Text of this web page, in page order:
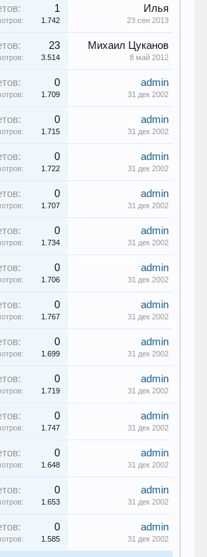
1
1.742
Илья
23 сен 2013
23
3.514
Михаил Цуканов
8 май 2012
0
1.709
admin
31 дек 2002
0
1.715
admin
31 дек 2002
0
1.722
admin
31 дек 2002
0
1.707
admin
31 дек 2002
0
1.734
admin
31 дек 2002
0
1.706
admin
31 дек 2002
0
1.767
admin
31 дек 2002
0
1.699
admin
31 дек 2002
0
1.719
admin
31 дек 2002
0
1.747
admin
31 дек 2002
0
1.648
admin
31 дек 2002
0
1.653
admin
31 дек 2002
0
1.585
admin
31 дек 2002